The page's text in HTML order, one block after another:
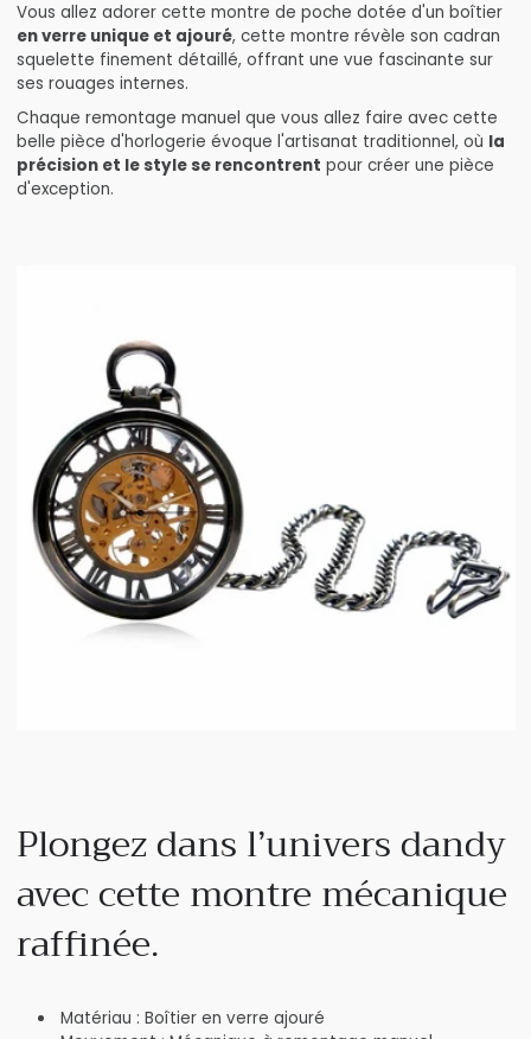
Vous allez adorer cette montre de poche dotée d'un boîtier
en verre unique et ajouré, cette montre révèle son cadran
squelette finement détaillé, offrant une vue fascinante sur
ses rouages internes.
Chaque remontage manuel que vous allez faire avec cette
belle pièce d'horlogerie évoque l'artisanat traditionnel, où la
précision et le style se rencontrent pour créer une pièce
d'exception.
Plongez dans l’univers dandy
avec cette montre mécanique
raffinée.
Matériau : Boîtier en verre ajouré